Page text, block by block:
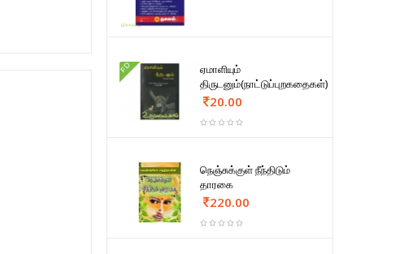
FD
ஏமாளியும்
திருடனும்(நாட்டுப்புறகதைகள்)
20.00
நெஞ்சுக்குள் நீந்திடும்
தாரகை
220.00